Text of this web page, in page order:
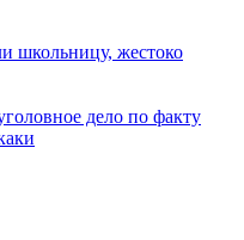
школьницу, жестоко
дело по факту